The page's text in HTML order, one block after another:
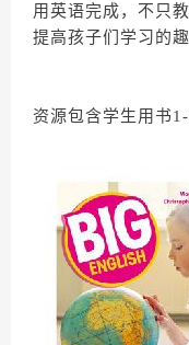
用英语完成，不只
提高孩子们学习的
资源包含学生用书